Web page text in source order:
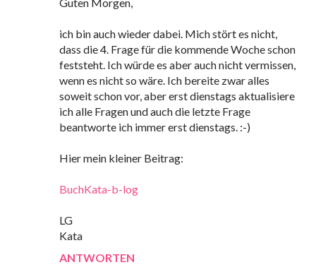
Guten Morgen,
ich bin auch wieder dabei. Mich stört es nicht,
dass die 4. Frage für die kommende Woche schon
feststeht. Ich würde es aber auch nicht vermissen,
wenn es nicht so wäre. Ich bereite zwar alles
soweit schon vor, aber erst dienstags aktualisiere
ich alle Fragen und auch die letzte Frage
beantworte ich immer erst dienstags. :-)
Hier mein kleiner Beitrag:
BuchKata-b-log
LG
Kata
ANTWORTEN